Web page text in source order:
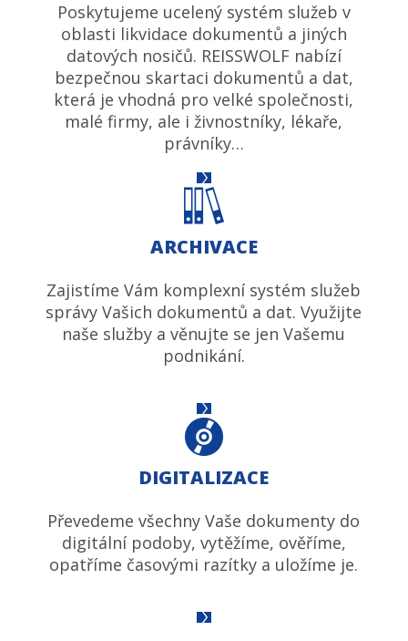
Poskytujeme ucelený systém služeb v
oblasti likvidace dokumentů a jiných
datových nosičů. REISSWOLF nabízí
bezpečnou skartaci dokumentů a dat,
která je vhodná pro velké společnosti,
malé firmy, ale i živnostníky, lékaře,
právníky…
ARCHIVACE
Zajistíme Vám komplexní systém služeb
správy Vašich dokumentů a dat. Využijte
naše služby a věnujte se jen Vašemu
podnikání.
DIGITALIZACE
Převedeme všechny Vaše dokumenty do
digitální podoby, vytěžíme, ověříme,
opatříme časovými razítky a uložíme je.